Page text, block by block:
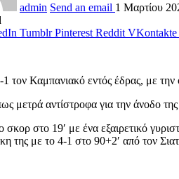
admin Send an email 1 Μαρτίου
Tumblr Pinterest Reddit VKontakte
1 τον Καμπανιακό εντός έδρας, με
μετρά αντίστροφα για την άνοδο
σκορ στο 19′ με ένα εξαιρετικό
της με το 4-1 στο 90+2′ από τον